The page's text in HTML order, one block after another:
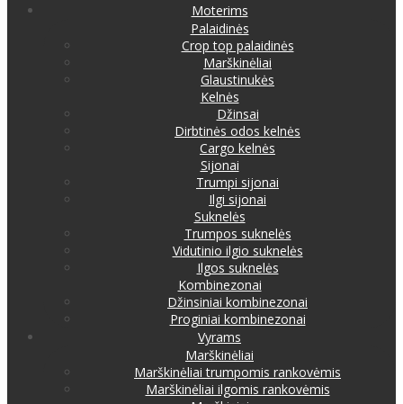
Moterims
Palaidinės
Crop top palaidinės
Marškinėliai
Glaustinukės
Kelnės
Džinsai
Dirbtinės odos kelnės
Cargo kelnės
Sijonai
Trumpi sijonai
Ilgi sijonai
Suknelės
Trumpos suknelės
Vidutinio ilgio suknelės
Ilgos suknelės
Kombinezonai
Džinsiniai kombinezonai
Proginiai kombinezonai
Vyrams
Marškinėliai
Marškinėliai trumpomis rankovėmis
Marškinėliai ilgomis rankovėmis